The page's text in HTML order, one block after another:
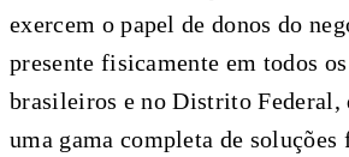
exercem o papel de donos do
presente fisicamente em todos os
brasileiros e no Distrito
uma gama completa de soluções